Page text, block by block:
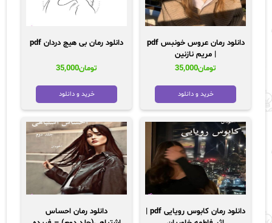
دانلود رمان عروس خونبس pdf
| مریم نازنین
تومان35,000
خرید و دانلود
دانلود رمان بی هیچ دردان pdf
تومان35,000
خرید و دانلود
دانلود رمان کابوس رویایی pdf |
دانلود رمان احساس